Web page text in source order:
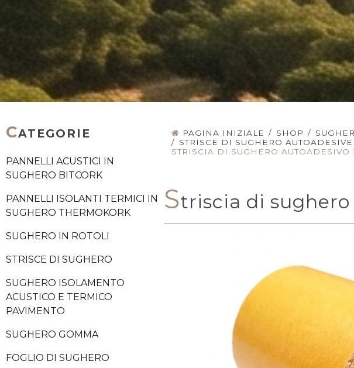
CATEGORIE
PANNELLI ACUSTICI IN
SUGHERO BITCORK
PANNELLI ISOLANTI TERMICI IN
SUGHERO THERMOKORK
SUGHERO IN ROTOLI
STRISCE DI SUGHERO
SUGHERO ISOLAMENTO
ACUSTICO E TERMICO
PAVIMENTO
SUGHERO GOMMA
FOGLIO DI SUGHERO
PAGINA INIZIALE / SHOP /
/ STRISCE DI SUGHERO
STRISCIA DI SUGHERO
Striscia di